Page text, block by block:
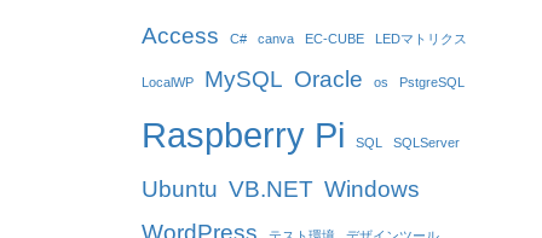
Access C# canva EC-CUBE LEDマトリクス
LocalWP MySQL Oracle os PstgreSQL
Raspberry Pi SQL SQLServer
Ubuntu VB.NET Windows
WordPress
テスト環境 デザインツール